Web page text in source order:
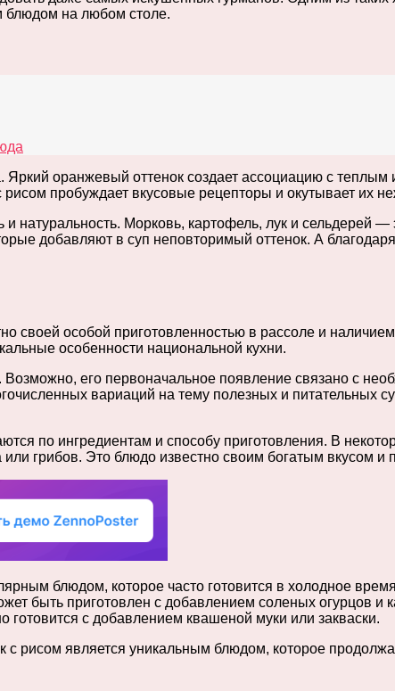
блюдом на любом столе.
Яркий оранжевый оттенок создает ассоциацию с
рисом пробуждает вкусовые рецепторы и окутывает их
натуральность. Морковь, картофель, лук и сельдерей
добавляют в суп неповторимый оттенок. А
своей особой приготовленностью в рассоле и
особенности национальной кухни.
его первоначальное появление связано с
вариаций на тему полезных и питательных
по ингредиентам и способу приготовления. В
грибов. Это блюдо известно своим богатым вкусом и
блюдом, которое часто готовится в холодное
быть приготовлен с добавлением соленых огурцов и
готовится с добавлением квашеной муки или закваски.
с рисом является уникальным блюдом, которое